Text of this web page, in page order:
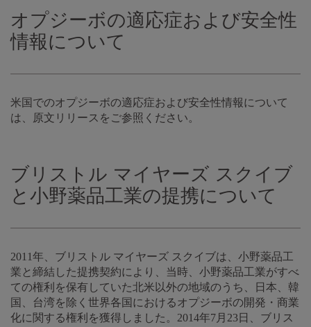
オプジーボの適応症および安全性
情報について
米国でのオプジーボの適応症および安全性情報について
は、原文リリースをご参照ください。
ブリストル マイヤーズ スクイブ
と小野薬品工業の提携について
2011年、ブリストル マイヤーズ スクイブは、小野薬品工
業と締結した提携契約により、当時、小野薬品工業がすべ
ての権利を保有していた北米以外の地域のうち、日本、韓
国、台湾を除く世界各国におけるオプジーボの開発・商業
化に関する権利を獲得しました。2014年7月23日、ブリス